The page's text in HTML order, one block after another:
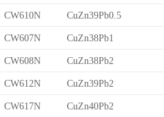
CW610N CuZn39Pb0.5
CW607N CuZn38Pb1
CW608N CuZn38Pb2
CW612N CuZn39Pb2
CW617N CuZn40Pb2